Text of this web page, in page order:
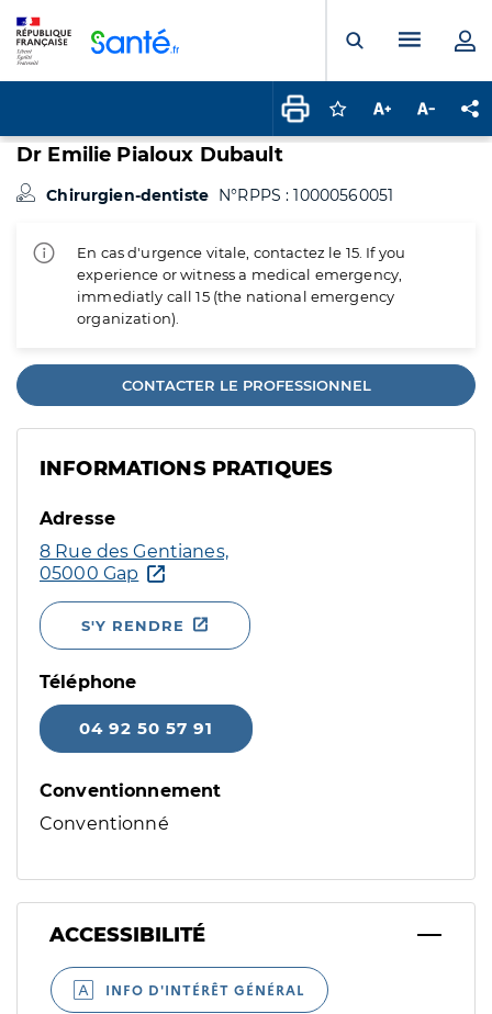
Ouvrir laMenu
Connectez-vous
Augmenter la
Dr Emilie Pialoux Dubault
Chirurgien-dentiste N°RPPS : 10000560051
En cas d'urgence vitale, contactez le 15. If you
experience or witness a medical emergency,
immediatly call 15 (the national emergency
organization).
CONTACTER LE PROFESSIONNEL
INFORMATIONS PRATIQUES
Adresse
8 Rue des Gentianes,
05000 Gap
S'Y RENDRE
Téléphone
04 92 50 57 91
Conventionnement
Conventionné
ACCESSIBILITÉ
Filtres
Sélectionnez un ou plusieurs handicaps/besoins
INFO D'INTÉRÊT GÉNÉRAL